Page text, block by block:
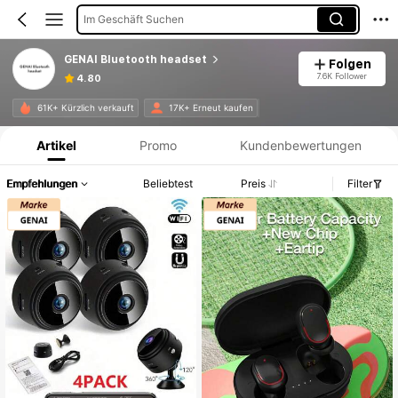
Im Geschäft Suchen
GENAI Bluetooth headset
4.80
Folgen
7.6K Follower
61K+ Kürzlich verkauft 17K+ Erneut kaufen
Produktinformation: Preisangabe, Verkaufs- und Lagerbestandsdetails.
Artikel Promo Kundenbewertungen
Empfehlungen Beliebtest Preis Filter